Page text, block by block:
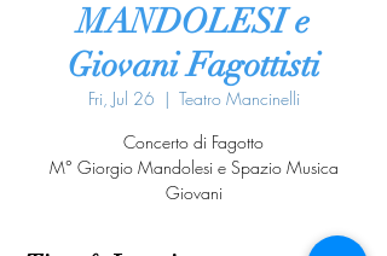
MANDOLESI e
Giovani Fagottisti
Fri, Jul 26
  |
Teatro Mancinelli
Concerto di Fagotto
M° Giorgio Mandolesi e Spazio Musica
Giovani